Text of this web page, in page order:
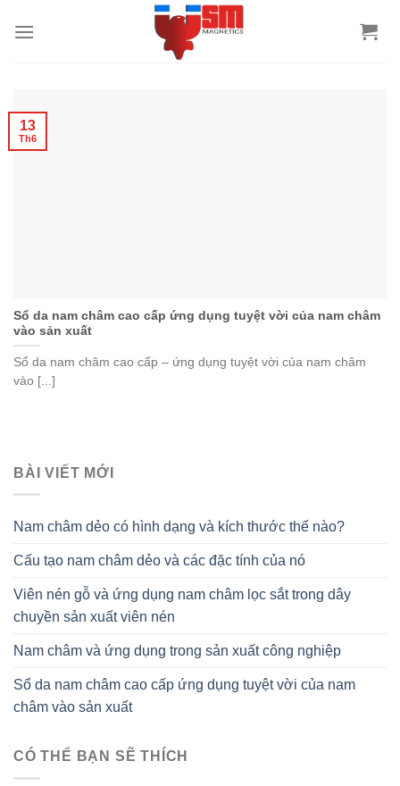
Sổ da nam châm cao cấp ứng dụng tuyệt vời của nam châm
vào sản xuất
Sổ da nam châm cao cấp – ứng dụng tuyệt vời của nam châm
vào [...]
13
Th6
BÀI VIẾT MỚI
Nam châm dẻo có hình dạng và kích thước thế nào?
Cấu tạo nam châm dẻo và các đặc tính của nó
Viên nén gỗ và ứng dụng nam châm lọc sắt trong dây
chuyền sản xuất viên nén
Nam châm và ứng dụng trong sản xuất công nghiệp
Sổ da nam châm cao cấp ứng dụng tuyệt vời của nam
châm vào sản xuất
CÓ THỂ BẠN SẼ THÍCH